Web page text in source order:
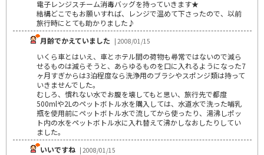
電子レンジスチーム消毒バッグを持っていきます★
結構どこでもお願いすれば、レンジで温めて下さったので、以前
旅行時にとても助かりました♪
月齢でかえていました | 2008/01/15
いくら車とはいえ、車とホテル間の荷物も尋常ではないので減ら
せるものは減らそうと、あらゆるものを口に入れるようになった7
ヶ月すぎからは3泊程度なら洗浄用のブラシやスポンジ類は持って
いきませんでした。
むしろ、慣れない水でお腹を壊してもと思い、旅行先で都度
500mlや2Lのペットボトル水を購入しては、水道水で洗った哺乳
瓶を使用前にペットボトル水で流してから使ったり、湯沸しポッ
ト内の水をペットボトル水に入れ替えて沸かしなおしたりしてい
ました。
いいですね | 2008/01/15